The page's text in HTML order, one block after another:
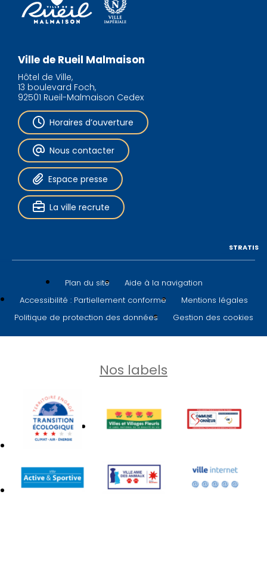
Ville de Rueil Malmaison
Hôtel de Ville,
13 boulevard Foch,
92501 Rueil-Malmaison Cedex
Horaires d’ouverture
Nous contacter
Espace presse
La ville recrute
Plan du site
Aide à la navigation
Accessibilité : Partiellement conforme
Mentions légales
Politique de protection des données
Gestion des cookies
STRATIS
Nos labels